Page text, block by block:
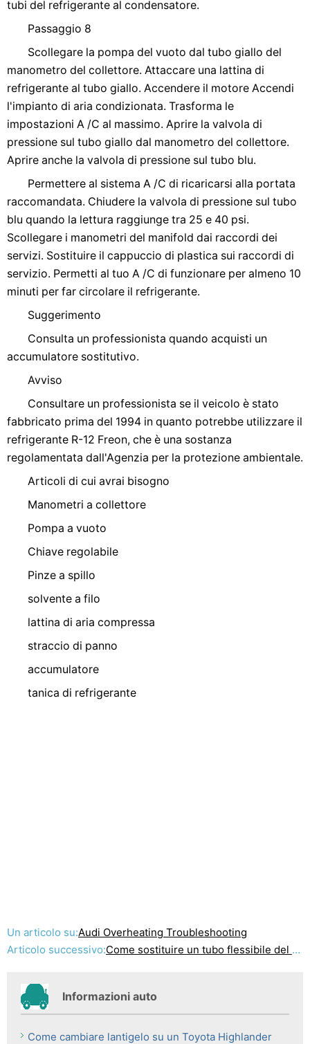
tubi del refrigerante al condensatore.
Passaggio 8
Scollegare la pompa del vuoto dal tubo giallo del
manometro del collettore. Attaccare una lattina di
refrigerante al tubo giallo. Accendere il motore Accendi
l'impianto di aria condizionata. Trasforma le
impostazioni A /C al massimo. Aprire la valvola di
pressione sul tubo giallo dal manometro del collettore.
Aprire anche la valvola di pressione sul tubo blu.
Permettere al sistema A /C di ricaricarsi alla portata
raccomandata. Chiudere la valvola di pressione sul tubo
blu quando la lettura raggiunge tra 25 e 40 psi.
Scollegare i manometri del manifold dai raccordi dei
servizi. Sostituire il cappuccio di plastica sui raccordi di
servizio. Permetti al tuo A /C di funzionare per almeno 10
minuti per far circolare il refrigerante.
Suggerimento
Consulta un professionista quando acquisti un
accumulatore sostitutivo.
Avviso
Consultare un professionista se il veicolo è stato
fabbricato prima del 1994 in quanto potrebbe utilizzare il
refrigerante R-12 Freon, che è una sostanza
regolamentata dall'Agenzia per la protezione ambientale.
Articoli di cui avrai bisogno
Manometri a collettore
Pompa a vuoto
Chiave regolabile
Pinze a spillo
solvente a filo
lattina di aria compressa
straccio di panno
accumulatore
tanica di refrigerante
Un articolo su:Audi Overheating Troubleshooting
Articolo successivo:Come sostituire un tubo flessibile del radiatore Jeep
Informazioni auto
Come cambiare lantigelo su un Toyota Highlander